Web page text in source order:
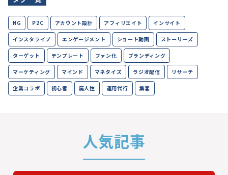
NG P2C アカウント設計 アフィリエイト インサイト
インスタライブ エンゲージメント ショート動画 ストーリーズ
ターゲット テンプレート ファン化 ブランディング
マーケティング マインド マネタイズ ラジオ配信 リサーチ
企業コラボ 初心者 属人性 運用代行 集客
人気記事